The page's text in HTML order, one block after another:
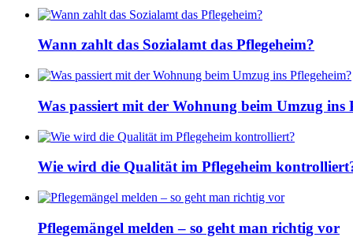
Wann zahlt das Sozialamt das Pflegeheim?
Was passiert mit der Wohnung beim Umzug ins
Wie wird die Qualität im Pflegeheim
Pflegemängel melden – so geht man richtig vor